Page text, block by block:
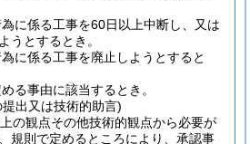
に係る工事を60日以上中断し、又は
うとするとき。
に係る工事を廃止しようとすると
る事由に該当するとき。
出又は技術的助言)
の観点その他技術的観点から必要が
規則で定めるところにより、承認事